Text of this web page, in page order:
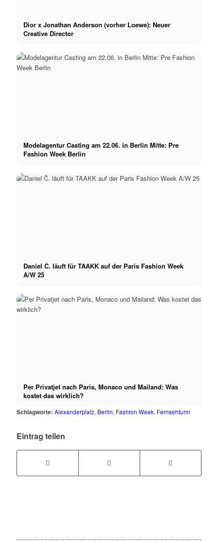
Dior x Jonathan Anderson (vorher Loewe): Neuer
Creative Director
Modelagentur Casting am 22.06. in Berlin Mitte: Pre
Fashion Week Berlin
Daniel Č. läuft für TAAKK auf der Paris Fashion Week
A/W 25
Per Privatjet nach Paris, Monaco und Mailand: Was
kostet das wirklich?
Schlagworte: Alexanderplatz, Berlin, Fashion Week, Fernsehturm
Eintrag teilen